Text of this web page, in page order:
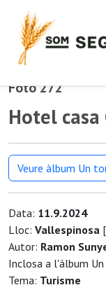
Foto 272
Hotel casa
Veure àlbum Un
Data: 11.9.2024
Lloc: Vallespinosa [
Autor: Ramon
Inclosa a l'àlbum
Tema: Turisme